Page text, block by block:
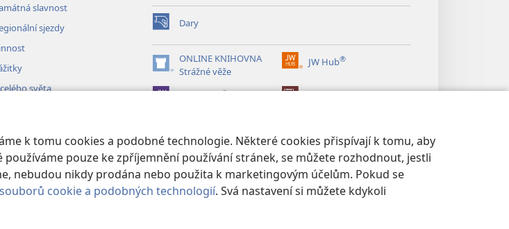
k tomu cookies a podobné technologie. Některé cookies přispívají k tomu, aby
pouze ke zpříjemnění používání stránek, se můžete rozhodnout, jestli
nebudou nikdy prodána nebo použita k marketingovým účelům. Pokud se
cookie a podobných technologií. Svá nastavení si můžete kdykoli
slavnost
sjezdy
světa
Dary
(otevřeno
nové
okno)
ONLINE KNIHOVNA
Strážné věže
(otevřeno
nové
JW Hub®
(otevřeno
okno)
®